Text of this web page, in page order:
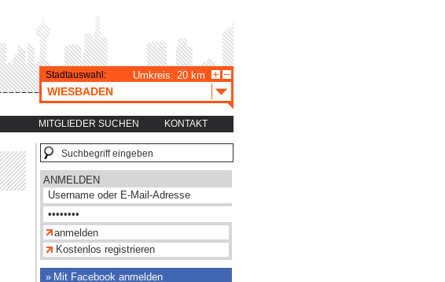
MITGLIEDER SUCHEN KONTAKT
Stadtauswahl: Umkreis: 20 km
WIESBADEN
ANMELDEN
Kostenlos registrieren
Mit Facebook anmelden